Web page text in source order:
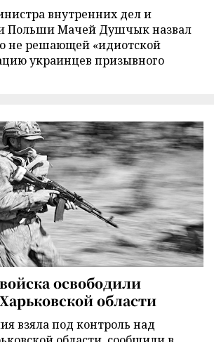
внутренних дел и
Польши Мачей Душчык назвал
не решающей «идиотской
украинцев призывного
освободили
области
взяла под контроль над